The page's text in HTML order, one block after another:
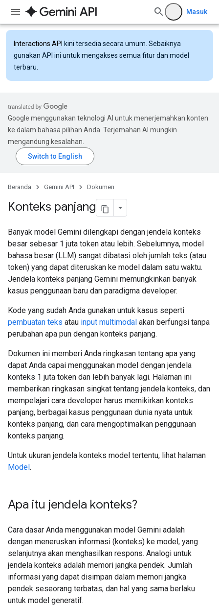
Masuk
Interactions API kini tersedia secara umum. Sebaiknya
gunakan API ini untuk mengakses semua fitur dan model
terbaru.
Google menggunakan teknologi AI untuk menerjemahkan konten
ke dalam bahasa pilihan Anda. Terjemahan AI mungkin
mengandung kesalahan.
Beranda Gemini API Dokumen
Konteks panjang
Banyak model Gemini dilengkapi dengan jendela konteks
besar sebesar 1 juta token atau lebih. Sebelumnya, model
bahasa besar (LLM) sangat dibatasi oleh jumlah teks (atau
token) yang dapat diteruskan ke model dalam satu waktu.
Jendela konteks panjang Gemini memungkinkan banyak
kasus penggunaan baru dan paradigma developer.
Kode yang sudah Anda gunakan untuk kasus seperti
pembuatan teks atau input multimodal akan berfungsi tanpa
perubahan apa pun dengan konteks panjang.
Dokumen ini memberi Anda ringkasan tentang apa yang
dapat Anda capai menggunakan model dengan jendela
konteks 1 juta token dan lebih banyak lagi. Halaman ini
memberikan ringkasan singkat tentang jendela konteks, dan
mempelajari cara developer harus memikirkan konteks
panjang, berbagai kasus penggunaan dunia nyata untuk
konteks panjang, dan cara mengoptimalkan penggunaan
konteks panjang.
Untuk ukuran jendela konteks model tertentu, lihat halaman
Model.
Apa itu jendela konteks?
Cara dasar Anda menggunakan model Gemini adalah
dengan meneruskan informasi (konteks) ke model, yang
selanjutnya akan menghasilkan respons. Analogi untuk
jendela konteks adalah memori jangka pendek. Jumlah
informasi yang dapat disimpan dalam memori jangka
pendek seseorang terbatas, dan hal yang sama berlaku
untuk model generatif.